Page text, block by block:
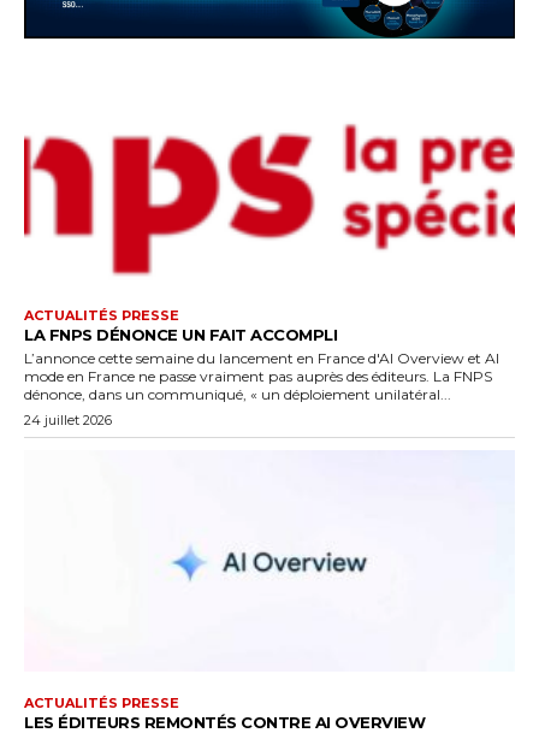
ACTUALITÉS PRESSE
LA FNPS DÉNONCE UN FAIT ACCOMPLI
L’annonce cette semaine du lancement en France d'AI Overview et AI
mode en France ne passe vraiment pas auprès des éditeurs. La FNPS
dénonce, dans un communiqué, « un déploiement unilatéral...
24 juillet 2026
ACTUALITÉS PRESSE
LES ÉDITEURS REMONTÉS CONTRE AI OVERVIEW